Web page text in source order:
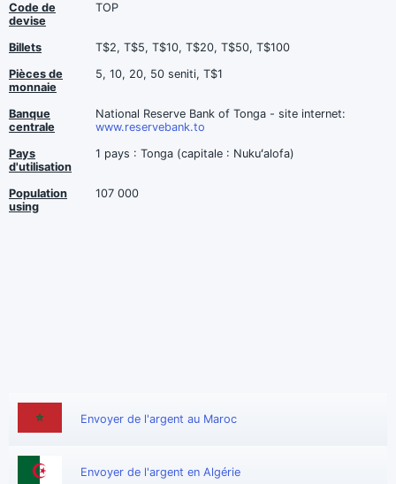
Code de
devise
TOP
Billets
T$2, T$5, T$10, T$20, T$50, T$100
Pièces de
monnaie
5, 10, 20, 50 seniti, T$1
Banque
centrale
National Reserve Bank of Tonga - site internet:
www.reservebank.to
Pays
d'utilisation
1 pays : Tonga (capitale : Nukuʻalofa)
Population
using
107 000
Envoyer de l'argent au Maroc
Envoyer de l'argent en Algérie